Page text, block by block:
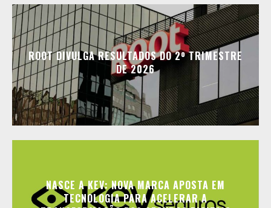
ROOT DIVULGA RESULTADOS DO 2º TRIMESTRE
DE 2026
NASCE A KEV: NOVA MARCA APOSTA EM
TECNOLOGIA PARA ACELERAR A